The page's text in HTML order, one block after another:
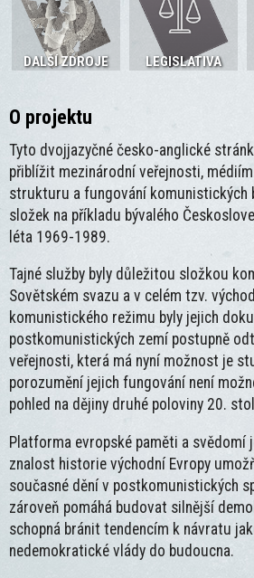
DALŠÍ ZDROJE LEGISLATIVA
O projektu
Tyto dvojjazyčné česko-anglické
přiblížit mezinárodní veřejnosti,
strukturu a fungování komunistických
složek na příkladu bývalého
léta 1969-1989.
Tajné služby byly důležitou složkou
Sovětském svazu a v celém tzv.
komunistického režimu byly jejich
postkomunistických zemí postupně
veřejnosti, která má nyní možnost je
porozumění jejich fungování není
pohled na dějiny druhé poloviny 20.
Platforma evropské paměti a svědomí
znalost historie východní Evropy
současné dění v postkomunistických
zároveň pomáhá budovat silnější
schopná bránit tendencím k návratu
nedemokratické vlády do budoucna.